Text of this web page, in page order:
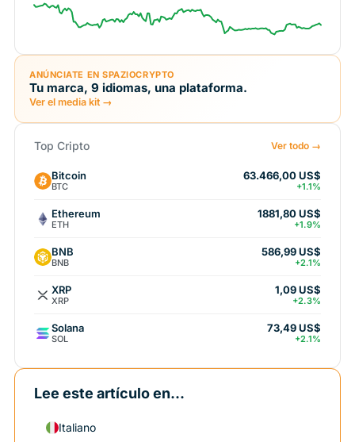
ANÚNCIATE EN SPAZIOCRYPTO
Tu marca, 9 idiomas, una plataforma.
Ver el media kit →
Top Cripto Ver todo →
Bitcoin
BTC
63.466,00 US$
+1.1%
Ethereum
ETH
1881,80 US$
+1.9%
BNB
BNB
586,99 US$
+2.1%
XRP
XRP
1,09 US$
+2.3%
Solana
SOL
73,49 US$
+2.1%
Lee este artículo en...
Italiano